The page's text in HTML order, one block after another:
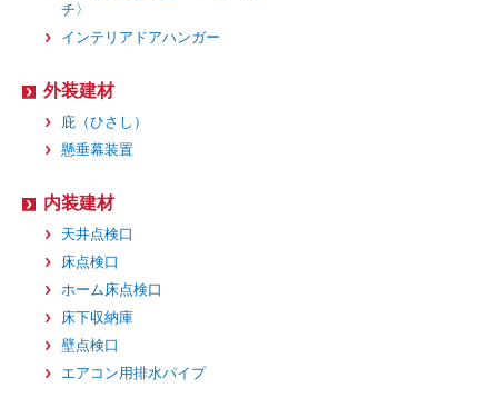
チ〉
インテリアドアハンガー
外装建材
庇（ひさし）
懸垂幕装置
内装建材
天井点検口
床点検口
ホーム床点検口
床下収納庫
壁点検口
エアコン用排水パイプ